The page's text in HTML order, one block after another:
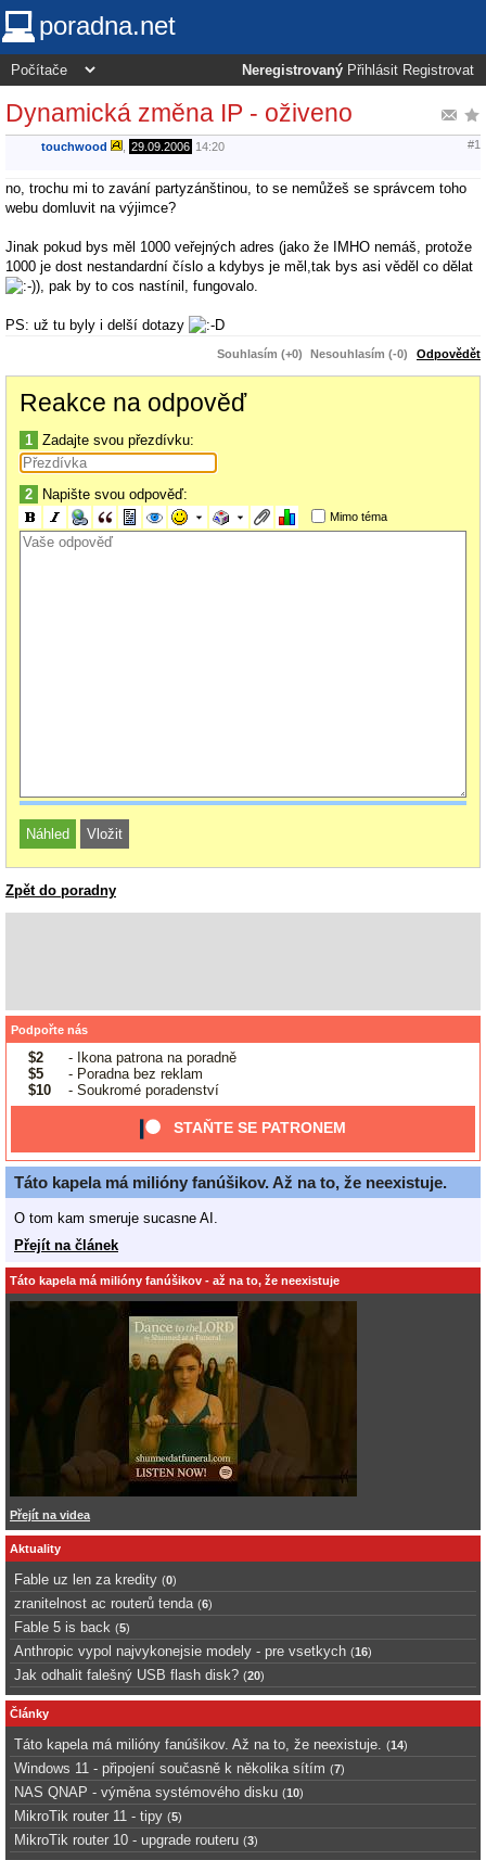
poradna.net
Neregistrovaný Přihlásit Registrovat
Dynamická změna IP - oživeno
touchwood 29.09.2006 14:20 #1
no, trochu mi to zavání partyzánštinou, to se nemůžeš se správcem toho
webu domluvit na výjimce?
Jinak pokud bys měl 1000 veřejných adres (jako že IMHO nemáš, protože
1000 je dost nestandardní číslo a kdybys je měl,tak bys asi věděl co dělat
), pak by to cos nastínil, fungovalo.
PS: už tu byly i delší dotazy
Souhlasím (+0) Nesouhlasím (-0) Odpovědět
Reakce na odpověď
1 Zadajte svou přezdívku:
2 Napište svou odpověď:
Mimo téma
Zpět do poradny
Podpořte nás
$2
- Ikona patrona na poradně
$5
- Poradna bez reklam
$10
- Soukromé poradenství
STAŇTE SE PATRONEM
Táto kapela má milióny fanúšikov. Až na to, že neexistuje.
O tom kam smeruje sucasne AI.
Přejít na článek
Táto kapela má milióny fanúšikov - až na to, že neexistuje
Přejít na videa
Aktuality
Fable uz len za kredity (0)
zranitelnost ac routerů tenda (6)
Fable 5 is back (5)
Anthropic vypol najvykonejsie modely - pre vsetkych (16)
Jak odhalit falešný USB flash disk? (20)
Články
Táto kapela má milióny fanúšikov. Až na to, že neexistuje. (14)
Windows 11 - připojení současně k několika sítím (7)
NAS QNAP - výměna systémového disku (10)
MikroTik router 11 - tipy (5)
MikroTik router 10 - upgrade routeru (3)